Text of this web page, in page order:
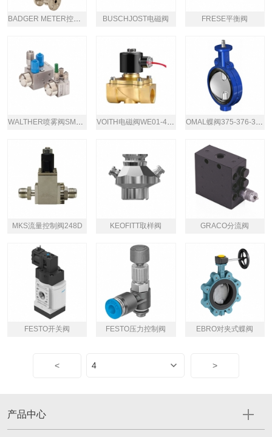
BADGER METER控制阀 BUSCHJOST电磁阀 FRESE平衡阀
WALTHER喷雾阀SMS-22系列 VOITH电磁阀WE01-4R100Z24/OH OMAL蝶阀375-376-377系列
MKS流量控制阀248D KEOFITT取样阀 GRACO分流阀
FESTO开关阀 FESTO压力控制阀 EBRO对夹式蝶阀
< >
产品中心